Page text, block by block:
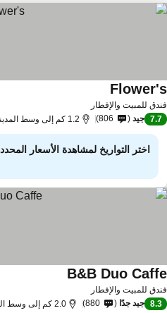
للمبيت والإفطار
7.7 جيد 806 1.2 كم إلى وسط المدينة
اختر التواريخ لمشاهدة الأسعار المحددة
للمبيت والإفطار
B&B Duo
8.3 جيد جدًا 880 2.0 كم إلى وسط المدينة